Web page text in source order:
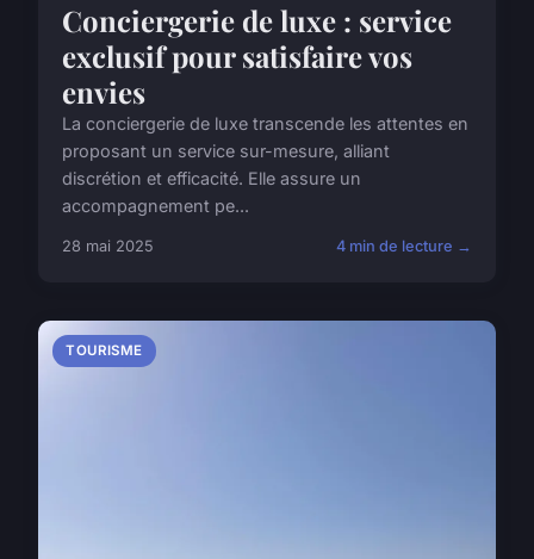
Conciergerie de luxe : service
exclusif pour satisfaire vos
envies
La conciergerie de luxe transcende les attentes en
proposant un service sur-mesure, alliant
discrétion et efficacité. Elle assure un
accompagnement pe...
28 mai 2025 4 min de lecture →
TOURISME